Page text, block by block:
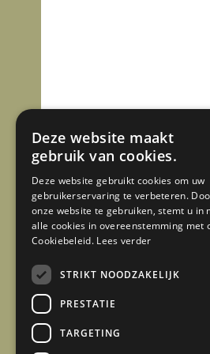
Deze website maakt
gebruik van cookies.
Deze website gebruikt cookies om uw
gebruikerservaring te verbeteren.
onze website te gebruiken, stemt u in
alle cookies in overeenstemming met
Cookiebeleid. Lees verder
STRIKT NOODZAKELIJK
PRESTATIE
TARGETING